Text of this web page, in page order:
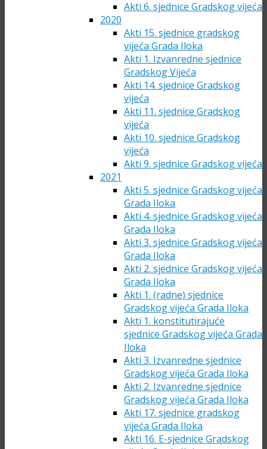
Akti 6. sjednice Gradskog vijeća
2020
Akti 15. sjednice gradskog
vijeća Grada Iloka
Akti 1. Izvanredne sjednice
Gradskog Vijeća
Akti 14. sjednice Gradskog
vijeća
Akti 11. sjednice Gradskog
vijeća
Akti 10. sjednice Gradskog
vijeća
Akti 9. sjednice Gradskog vijeća
2021
Akti 5. sjednice Gradskog vijeća
Grada Iloka
Akti 4. sjednice Gradskog vijeća
Grada Iloka
Akti 3. sjednice Gradskog vijeća
Grada Iloka
Akti 2. sjednice Gradskog vijeća
Grada Iloka
Akti 1. (radne) sjednice
Gradskog vijeća Grada Iloka
Akti 1. konstitutirajuće
sjednice Gradskog vijeća Grada
Iloka
Akti 3. Izvanredne sjednice
Gradskog vijeća Grada Iloka
Akti 2. Izvanredne sjednice
Gradskog vijeća Grada Iloka
Akti 17. sjednice gradskog
vijeća Grada Iloka
Akti 16. E-sjednice Gradskog